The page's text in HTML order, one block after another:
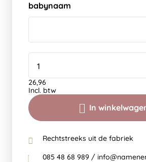
babynaam
In
26,96
Incl. btw
Rechtstreeks uit de fabriek
085 48 68 989 /